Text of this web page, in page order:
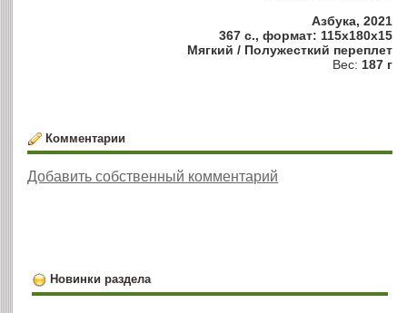
Азбука, 2021
367 с., формат: 115x180x15
Мягкий / Полужесткий переплет
Вес: 187 г
Комментарии
Добавить собственный комментарий
Новинки раздела